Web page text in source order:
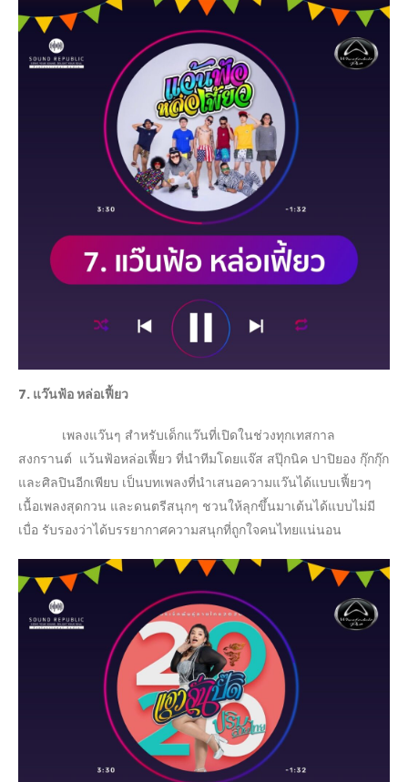
7. แว๊นฟ้อ หล่อเฟี้ยว
เพลงแว๊นๆ สำหรับเด็กแว๊นที่เปิดในช่วงทุกเทสกาล
สงกรานต์ แว้นฟ้อหล่อเฟี้ยว ที่นำทีมโดยแจ๊ส สปุ๊กนิค ปาปิยอง กุ๊กกุ๊ก
และศิลปินอีกเพียบ เป็นบทเพลงที่นำเสนอความแว๊นได้แบบเฟี้ยวๆ
เนื้อเพลงสุดกวน และดนตรีสนุกๆ ชวนให้ลุกขึ้นมาเต้นได้แบบไม่มี
เบื่อ รับรองว่าได้บรรยากาศความสนุกที่ถูกใจคนไทยแน่นอน